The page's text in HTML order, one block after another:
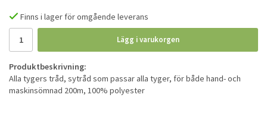
Finns i lager för omgående leverans
Lägg i varukorgen
Produktbeskrivning:
Alla tygers tråd, sytråd som passar alla tyger, för både hand- och
maskinsömnad 200m, 100% polyester